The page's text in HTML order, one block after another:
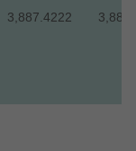
3,887.4222